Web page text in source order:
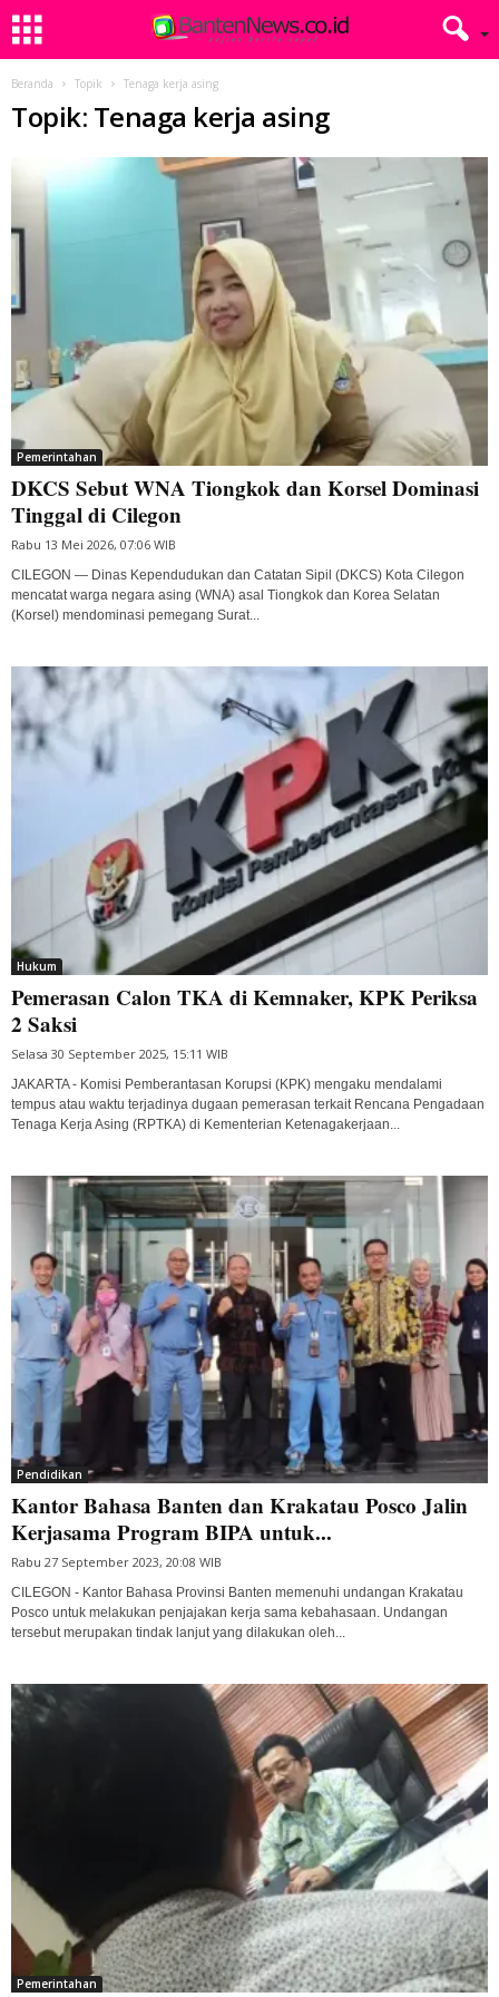
Beranda Topik Tenaga kerja asing
Topik: Tenaga kerja asing
Pemerintahan
DKCS Sebut WNA Tiongkok dan Korsel Dominasi
Tinggal di Cilegon
Rabu 13 Mei 2026, 07:06 WIB
CILEGON — Dinas Kependudukan dan Catatan Sipil (DKCS) Kota Cilegon
mencatat warga negara asing (WNA) asal Tiongkok dan Korea Selatan
(Korsel) mendominasi pemegang Surat...
Hukum
Pemerasan Calon TKA di Kemnaker, KPK Periksa
2 Saksi
Selasa 30 September 2025, 15:11 WIB
JAKARTA - Komisi Pemberantasan Korupsi (KPK) mengaku mendalami
tempus atau waktu terjadinya dugaan pemerasan terkait Rencana Pengadaan
Tenaga Kerja Asing (RPTKA) di Kementerian Ketenagakerjaan...
Pendidikan
Kantor Bahasa Banten dan Krakatau Posco Jalin
Kerjasama Program BIPA untuk...
Rabu 27 September 2023, 20:08 WIB
CILEGON - Kantor Bahasa Provinsi Banten memenuhi undangan Krakatau
Posco untuk melakukan penjajakan kerja sama kebahasaan. Undangan
tersebut merupakan tindak lanjut yang dilakukan oleh...
Pemerintahan